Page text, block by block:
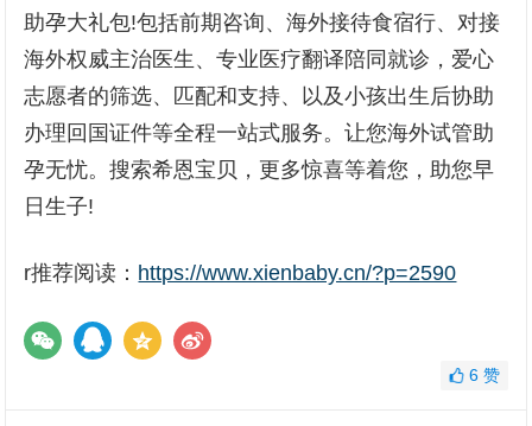
助孕大礼包!包括前期咨询、海外接待食宿行、对接
海外权威主治医生、专业医疗翻译陪同就诊，爱心
志愿者的筛选、匹配和支持、以及小孩出生后协助
办理回国证件等全程一站式服务。让您海外试管助
孕无忧。搜索希恩宝贝，更多惊喜等着您，助您早
日生子!
r推荐阅读： https://www.xienbaby.cn/?p=2590
6 赞